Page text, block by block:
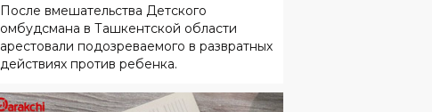
несовершеннолетнего
После вмешательства Детского
омбудсмана в Ташкентской области
арестовали подозреваемого в развратных
действиях против ребенка.